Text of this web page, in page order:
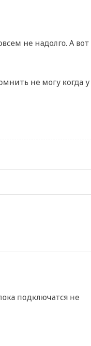
не надолго. А вот
не могу когда у
подключатся не